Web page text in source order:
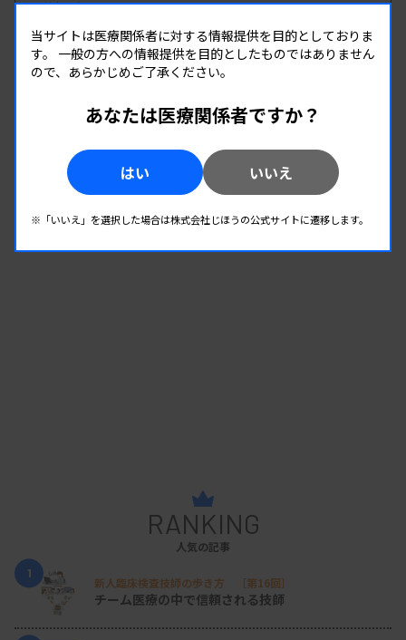
開催場所 : WEB
生理
埼玉県臨床検査技師会
開催場所 : 埼玉県
RANKING
人気の記事
1
新人臨床検査技師の歩き方 ［第16回］
チーム医療の中で信頼される技師
当サイトは医療関係者に対する情報提供を目的としておりま
す。 一般の方への情報提供を目的としたものではありません
ので、あらかじめご了承ください。
あなたは医療関係者ですか？
はい いいえ
※「いいえ」を選択した場合は株式会社じほうの公式サイトに遷移します。